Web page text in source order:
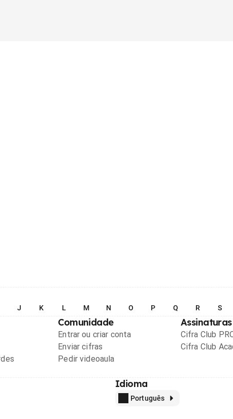
J K L M N O P Q R S
Comunidade
Entrar ou criar conta
Enviar cifras
Pedir videoaula
Assinaturas
Cifra Club
Cifra Club
Idioma
Português